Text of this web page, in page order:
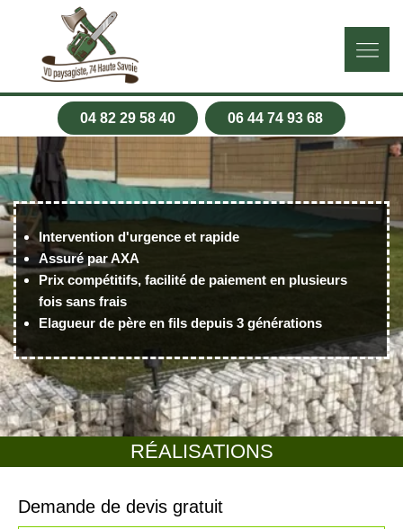
04 82 29 58 40 06 44 74 93 68
RÉALISATIONS
Intervention d'urgence et rapide
Assuré par AXA
Prix compétitifs, facilité de paiement en plusieurs
fois sans frais
Elagueur de père en fils depuis 3 générations
Demande de devis gratuit